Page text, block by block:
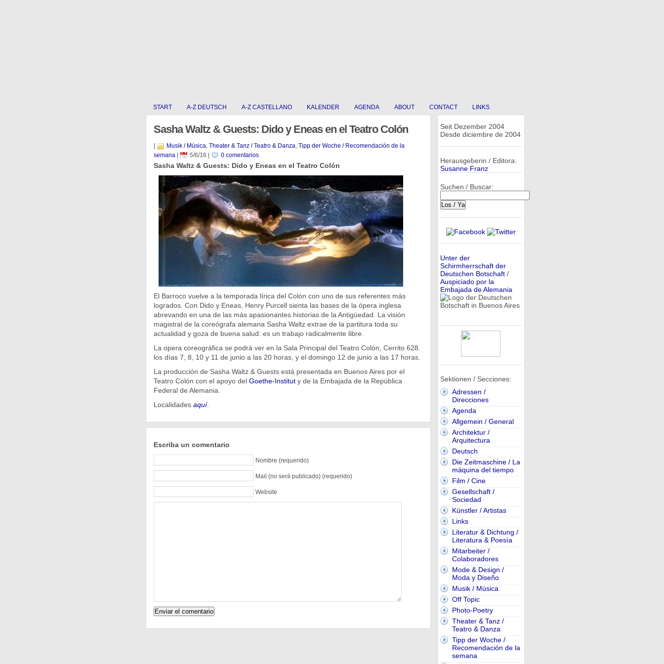
START A-Z DEUTSCH A-Z CASTELLANO KALENDER AGENDA ABOUT CONTACT LINKS
Sasha Waltz & Guests: Dido y Eneas en el Teatro Colón
Musik / Música, Theater & Tanz / Teatro & Danza, Tipp der Woche / Recomendación de la
semana| 5/6/16 0 comentarios
Sasha Waltz & Guests: Dido y Eneas en el Teatro Colón
El Barroco vuelve a la temporada lírica del Colón con uno de sus referentes más
logrados. Con Dido y Eneas, Henry Purcell sienta las bases de la ópera inglesa
abrevando en una de las más apasionantes historias de la Antigüedad. La visión
magistral de la coreógrafa alemana Sasha Waltz extrae de la partitura toda su
actualidad y goza de buena salud: es un trabajo radicalmente libre.
La opera coreográfica se podrá ver en la Sala Principal del Teatro Colón, Cerrito 628.
los días 7, 8, 10 y 11 de junio a las 20 horas, y el domingo 12 de junio a las 17 horas.
La producción de Sasha Waltz & Guests está presentada en Buenos Aires por el
Teatro Colón con el apoyo del Goethe-Instituty de la Embajada de la República
Federal de Alemania.
Localidades aquí.
Escriba un comentario
Nombre (requerido)
Mail (no será publicado) (requerido)
Website
Seit Dezember 2004
Desde diciembre de 2004
Herausgeberin / Editora:
Susanne Franz
Suchen / Buscar:
Unter der
Schirmherrschaft der
Deutschen Botschaft/
Auspiciado por la
Embajada de Alemania
Sektionen / Secciones:
Adressen /
Direcciones
Agenda
Allgemein / General
Architektur /
Arquitectura
Deutsch
Die Zeitmaschine / La
máquina del tiempo
Film / Cine
Gesellschaft /
Sociedad
Künstler / Artistas
Links
Literatur & Dichtung /
Literatura & Poesía
Mitarbeiter /
Colaboradores
Mode & Design /
Moda y Diseño
Musik / Música
Off Topic
Photo-Poetry
Theater & Tanz /
Teatro & Danza
Tipp der Woche /
Recomendación de la
semana